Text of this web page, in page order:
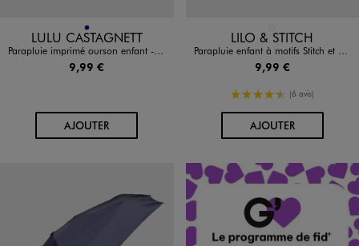
Disponible en 1 coloris
MARINE
LULU CASTAGNETT
Parapluie imprimé ourson enfant - LuluCastagnette
9,99 €
AJOUTERAU PANIER
Disponible en 1 coloris
LILO & STITCH
Parapluie enfant à motifs Stitch et Angel - Disney
9,99 €
4.5/5 de moyenne
(6 avis)
AJOUTERAU PANIER